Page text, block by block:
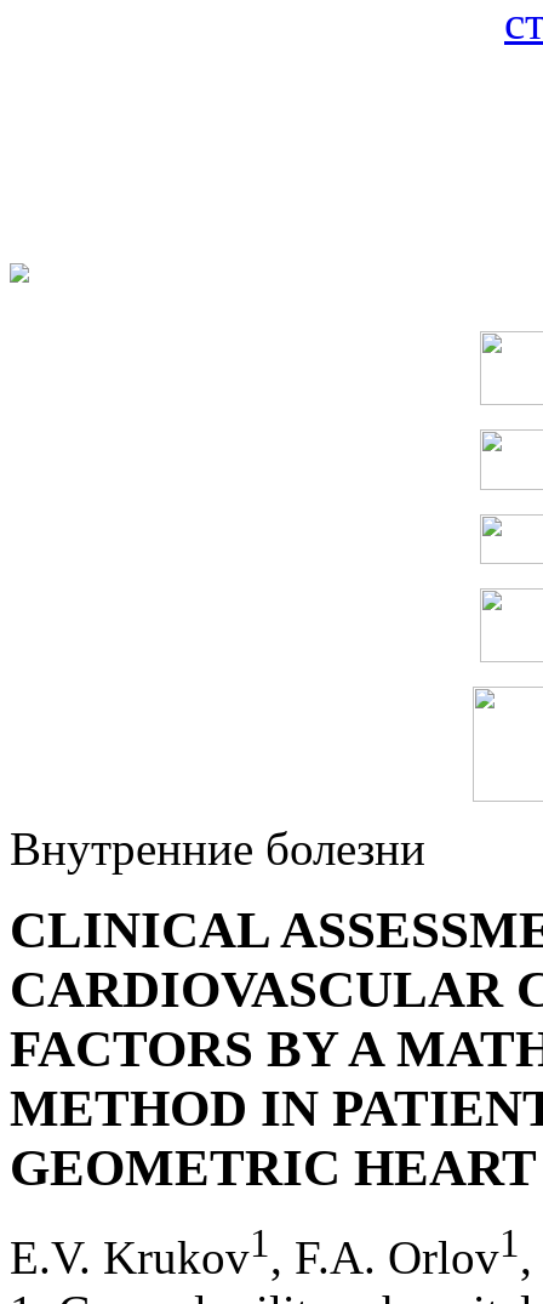
Внутренние болезни
CLINICAL
CARDIOVASCULAR
FACTORS BY A
METHOD IN
GEOMETRIC
E.V. Krukov1, F.A. Orlov1